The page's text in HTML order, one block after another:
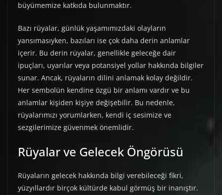
büyümemize katkıda bulunmaktır.
Bazı rüyalar, günlük yaşamımızdaki olayların
yansımasıyken, bazıları ise çok daha derin anlamlar
içerir. Bu derin rüyalar, genellikle geleceğe dair
ipuçları, uyarılar veya potansiyel yollar hakkında bilgiler
sunar. Ancak, rüyaların dilini anlamak kolay değildir.
Her sembolün kendine özgü bir anlamı vardır ve bu
anlamlar kişiden kişiye değişebilir. Bu nedenle,
rüyalarımızı yorumlarken, kendi iç sesimize ve
sezgilerimize güvenmek önemlidir.
Rüyalar ve Gelecek Öngörüsü
Rüyaların gelecek hakkında bilgi verebileceği fikri,
yüzyıllardır birçok kültürde kabul görmüş bir inanıştır.